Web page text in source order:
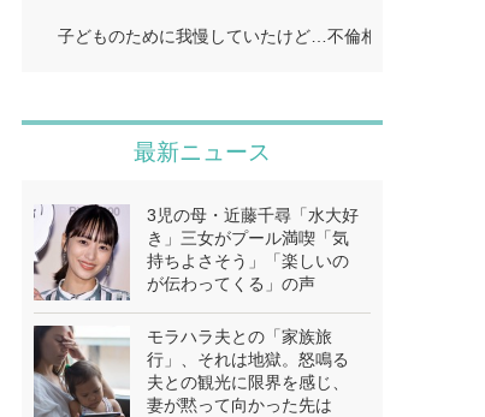
子どものために我慢していたけど…不倫相手に「離婚
最新ニュース
3児の母・近藤千尋「水大好
き」三女がプール満喫「気
持ちよさそう」「楽しいの
が伝わってくる」の声
モラハラ夫との「家族旅
行」、それは地獄。怒鳴る
夫との観光に限界を感じ、
妻が黙って向かった先は